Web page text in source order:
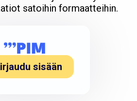
satoihin formaatteihin.
sisään